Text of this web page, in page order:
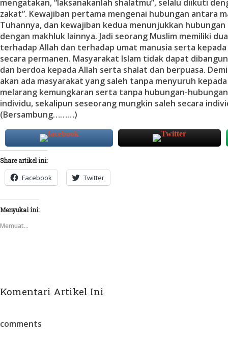
mengatakan, “laksanakanlah shalatmu”, selalu diikuti
zakat”. Kewajiban pertama mengenai hubungan antara
Tuhannya, dan kewajiban kedua menunjukkan
dengan makhluk lainnya. Jadi seorang Muslim memiliki
terhadap Allah dan terhadap umat manusia serta
secara permanen. Masyarakat Islam tidak dapat
dan berdoa kepada Allah serta shalat dan berpuasa.
akan ada masyarakat yang saleh tanpa menyuruh
melarang kemungkaran serta tanpa hubungan-
individu, sekalipun seseorang mungkin saleh secara
(Bersambung………)
Share artikel ini:
Facebook Twitter
Menyukai ini:
Memuat...
Komentari Artikel Ini
comments